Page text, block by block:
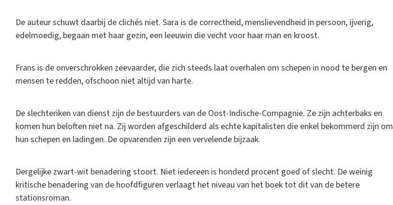
De auteur schuwt daarbij de clichés niet. Sara is de correctheid, menslievendheid in persoon, ijverig,
edelmoedig, begaan met haar gezin, een leeuwin die vecht voor haar man en kroost.
Frans is de onverschrokken zeevaarder, die zich steeds laat overhalen om schepen in nood te bergen en
mensen te redden, ofschoon niet altijd van harte.
De slechteriken van dienst zijn de bestuurders van de Oost-Indische-Compagnie. Ze zijn achterbaks en
komen hun beloften niet na. Zij worden afgeschilderd als echte kapitalisten die enkel bekommerd zijn om
hun schepen en ladingen. De opvarenden zijn een vervelende bijzaak.
Dergelijke zwart-wit benadering stoort. Niet iedereen is honderd procent goed of slecht. De weinig
kritische benadering van de hoofdfiguren verlaagt het niveau van het boek tot dit van de betere
stationsroman.